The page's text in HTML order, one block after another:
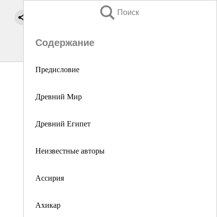
Поиск
Содержание
Предисловие
Древний Мир
Древний Египет
Неизвестные авторы
Ассирия
Ахикар